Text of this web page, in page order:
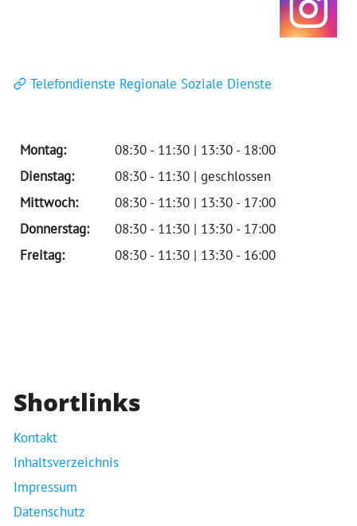
Telefondienste Regionale Soziale Dienste
Montag:
08:30 - 11:30 | 13:30 - 18:00
Dienstag:
08:30 - 11:30 | geschlossen
Mittwoch:
08:30 - 11:30 | 13:30 - 17:00
Donnerstag:
08:30 - 11:30 | 13:30 - 17:00
Freitag:
08:30 - 11:30 | 13:30 - 16:00
Shortlinks
Kontakt
Inhaltsverzeichnis
Impressum
Datenschutz